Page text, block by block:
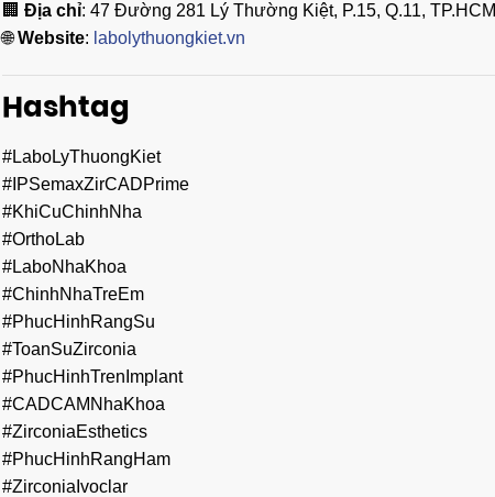
🏢 Địa chỉ: 47 Đường 281 Lý Thường Kiệt, P.15, Q.11, TP.HCM
🌐Website: labolythuongkiet.vn
Hashtag
#LaboLyThuongKiet
#IPSemaxZirCADPrime
#KhiCuChinhNha
#OrthoLab
#LaboNhaKhoa
#ChinhNhaTreEm
#PhucHinhRangSu
#ToanSuZirconia
#PhucHinhTrenImplant
#CADCAMNhaKhoa
#ZirconiaEsthetics
#PhucHinhRangHam
#ZirconiaIvoclar